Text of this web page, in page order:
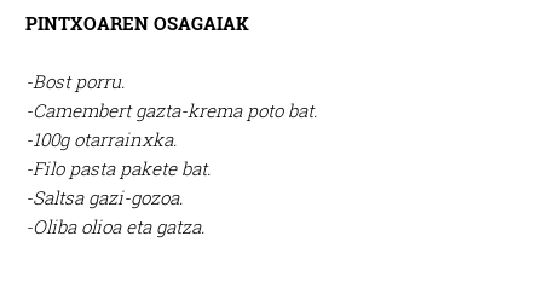
PINTXOAREN OSAGAIAK
-Bost porru.
-Camembert gazta-krema poto bat.
-100g otarrainxka.
-Filo pasta pakete bat.
-Saltsa gazi-gozoa.
-Oliba olioa eta gatza.